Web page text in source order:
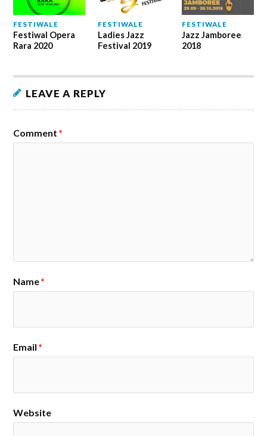
FESTIWALE
Festiwal Opera
Rara 2020
FESTIWALE
Ladies Jazz
Festival 2019
FESTIWALE
Jazz Jamboree
2018
LEAVE A REPLY
Comment *
Name*
Email *
Website